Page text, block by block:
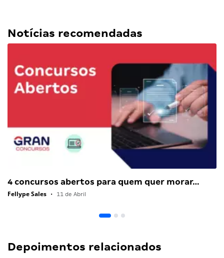
Notícias recomendadas
4 concursos abertos para quem quer morar…
Fellype Sales • 11 de Abril
Depoimentos relacionados